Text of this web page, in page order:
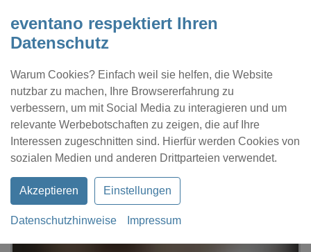
eventano respektiert Ihren
Datenschutz
Warum Cookies? Einfach weil sie helfen, die Website
nutzbar zu machen, Ihre Browsererfahrung zu
verbessern, um mit Social Media zu interagieren und um
relevante Werbebotschaften zu zeigen, die auf Ihre
Interessen zugeschnitten sind. Hierfür werden Cookies von
sozialen Medien und anderen Drittparteien verwendet.
Akzeptieren Einstellungen
Datenschutzhinweise Impressum
Kontakt Location eintragen Profil
Hostaria Tano